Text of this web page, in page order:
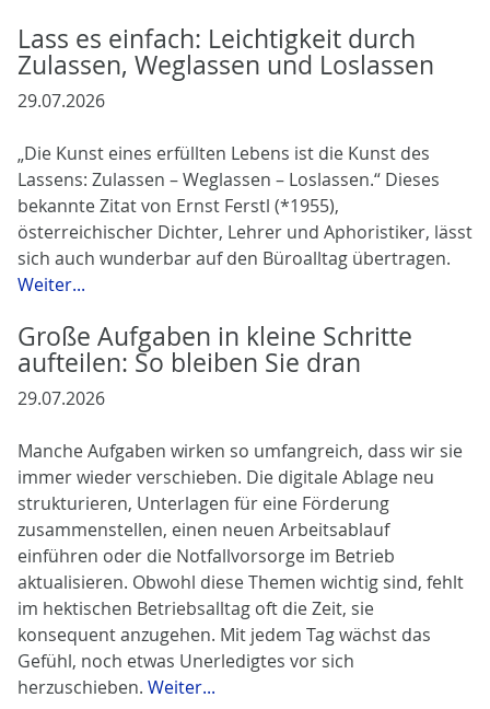
Lass es einfach: Leichtigkeit durch
Zulassen, Weglassen und Loslassen
29.07.2026
„Die Kunst eines erfüllten Lebens ist die Kunst des
Lassens: Zulassen – Weglassen – Loslassen.“ Dieses
bekannte Zitat von Ernst Ferstl (*1955),
österreichischer Dichter, Lehrer und Aphoristiker, lässt
sich auch wunderbar auf den Büroalltag übertragen.
Weiter...
Große Aufgaben in kleine Schritte
aufteilen: So bleiben Sie dran
29.07.2026
Manche Aufgaben wirken so umfangreich, dass wir sie
immer wieder verschieben. Die digitale Ablage neu
strukturieren, Unterlagen für eine Förderung
zusammenstellen, einen neuen Arbeitsablauf
einführen oder die Notfallvorsorge im Betrieb
aktualisieren. Obwohl diese Themen wichtig sind, fehlt
im hektischen Betriebsalltag oft die Zeit, sie
konsequent anzugehen. Mit jedem Tag wächst das
Gefühl, noch etwas Unerledigtes vor sich
herzuschieben. Weiter...